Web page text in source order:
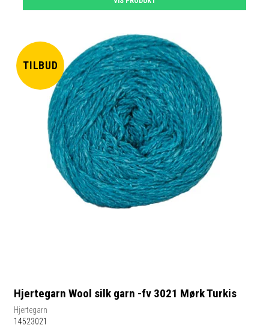
TILBUD
Hjertegarn Wool silk garn -fv 3021 Mørk Turkis
Hjertegarn
14523021